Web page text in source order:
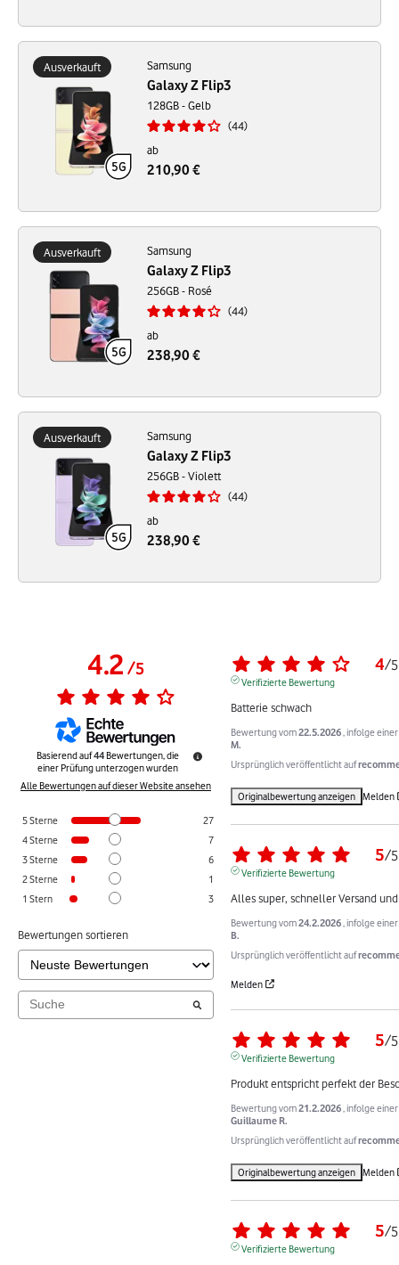
Ausverkauft Samsung
Galaxy Z Flip3
128GB - Gelb
44
ab
210,90 €
Ausverkauft Samsung
Galaxy Z Flip3
256GB - Rosé
44
ab
238,90 €
Ausverkauft Samsung
Galaxy Z Flip3
256GB - Violett
44
ab
238,90 €
4.2/5
Basierend auf44 Bewertungen, die
einer Prüfung unterzogen wurden
Alle Bewertungen auf dieser Website ansehen
5Sterne
27
4Sterne
7
3Sterne
6
2Sterne
1
1 Stern 3
Bewertungen sortieren
4/5
Verifizierte Bewertung
Batterie schwach
Bewertung vom22.5.2026 , infolge
M.
Ursprünglich veröffentlicht auf
Originalbewertung anzeigen Melden
5/5
Verifizierte Bewertung
Alles super, schneller Versand
Bewertung vom24.2.2026 , infolge
B.
Ursprünglich veröffentlicht auf
Melden
5/5
Verifizierte Bewertung
Produkt entspricht perfekt der
Bewertung vom21.2.2026 , infolge
Guillaume R.
Ursprünglich veröffentlicht auf
Originalbewertung anzeigen Melden
5/5
Verifizierte Bewertung